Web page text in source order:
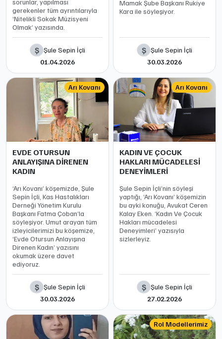
sorunlar, yapılması
gerekenler tüm ayrıntılarıyla
‘Nitelikli Sokak Müzisyeni
Olmak’ yazısında.
Ş Şule Sepin İçli
01.04.2026
Mamak Şube Başkanı Rukiye
Kara ile söyleşiyor.
Ş Şule Sepin İçli
30.03.2026
Arı Kovanı
EVDE OTURSUN
ANLAYIŞINA DİRENEN
KADIN
‘Arı Kovanı’ köşemizde, Şule
Sepin İçli, Kas Hastalıkları
Derneği Yönetim Kurulu
Başkanı Fatma Çoban’la
söyleşiyor. Umut arayan tüm
izleyicilerimizi bu köşemize,
‘Evde Otursun Anlayışına
Direnen Kadın’ yazısını
okumak üzere davet
ediyoruz.
Ş Şule Sepin İçli
30.03.2026
Arı Kovanı
KADIN VE ÇOCUK
HAKLARI MÜCADELESİ
DENEYİMLERİ
Şule Sepin İçli’nin söyleşi
yaptığı, ‘Arı Kovanı’ köşemizin
bu ayki konuğu, Avukat Ceren
Kalay Eken. ‘Kadın Ve Çocuk
Hakları mücadelesi
Deneyimleri’ yazısıyla
sizlerleyiz.
Ş Şule Sepin İçli
27.02.2026
Rol Modellerimiz